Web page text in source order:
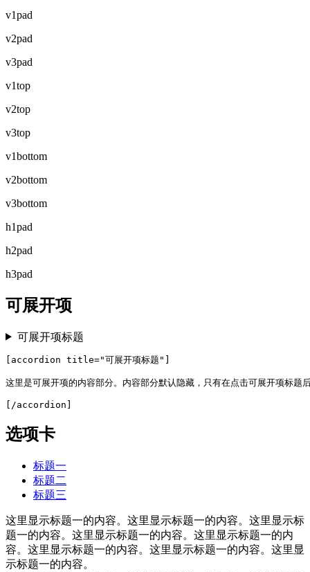
v1pad
v2pad
v3pad
v1top
v2top
v3top
v1bottom
v2bottom
v3bottom
h1pad
h2pad
h3pad
可展开项
可展开项标题
[accordion title="可展开项标题"]
这里是可展开项的内容部分。内容部分默认隐藏，只有在点击可展开项标
[/accordion]
选项卡
标题一
标题二
标题三
这里显示标题一的内容。这里显示标题一的内容。这里显示标
题一的内容。这里显示标题一的内容。这里显示标题一的内
容。这里显示标题一的内容。这里显示标题一的内容。这里显
示标题一的内容。